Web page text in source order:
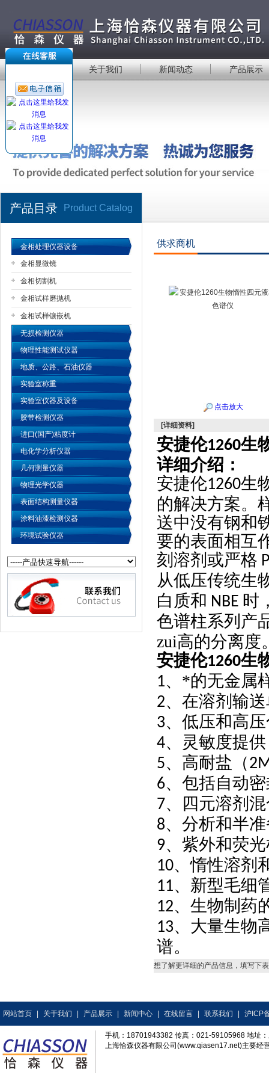
公司名称
关于我们 新闻动态 产品展示
产品目录 Product Catalog
金相处理仪器设备
金相显微镜
金相切割机
金相试样磨抛机
金相试样镶嵌机
无损检测仪器
物理性能测试仪器
地质、公路、石油仪器
实验室称重
实验室仪器及设备
胶带检测仪器
进口(国产)粘度计
电化学分析仪器
几何测量仪器
物理光学仪器
表面结构测量仪器
涂料油漆检测仪器
环境试验仪器
供求商机
点击放大
[详细资料]
安捷伦1260生
详细介绍：
安捷伦1260生
的解决方案。
送中没有钢和
要的表面相互
刻溶剂或严格
从低压传统生
白质和 NBE 时
色谱柱系列产
zui高的分离度
安捷伦1260生
1、*的无金属
2、在溶剂输
3、低压和高
4、灵敏度提供
5、高耐盐（
6、包括自动
7、四元溶剂
8、分析和半
9、紫外和荧
10、惰性溶剂
11、新型毛细
12、生物制药
13、大量生物
谱。
想了解更详细的产品信息，填写下
网站首页 关于我们 产品展示 新闻中心 在线留言 联系我们 沪ICP
手机：18701943382 传真：021-59105968 地址
上海恰森仪器有限公司(www.qiasen17.net)主要经